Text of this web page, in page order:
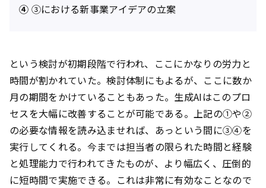
④ ③における新事業アイデアの立案
という検討が初期段階で行われ、ここにかなりの労力と
時間が割かれていた。検討体制にもよるが、ここに数か
月の期間をかけていることもあった。生成AIはこのプロ
セスを大幅に改善することが可能である。上記の①や②
の必要な情報を読み込ませれば、あっという間に③④を
実行してくれる。今までは担当者の限られた時間と経験
と処理能力で行われてきたものが、より幅広く、圧倒的
に短時間で実施できる。これは非常に有効なことなので